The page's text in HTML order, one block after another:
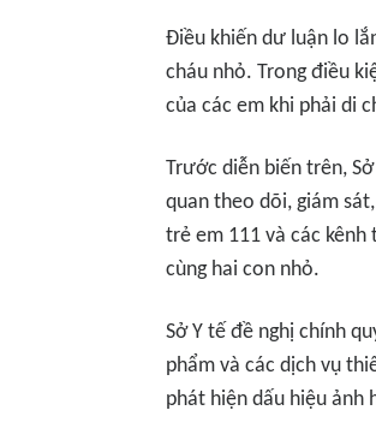
Điều khiến dư luận lo
cháu nhỏ. Trong điều
của các em khi phải di
Trước diễn biến trên,
quan theo dõi, giám
trẻ em 111 và các
cùng hai con nhỏ.
Sở Y tế đề nghị chính
phẩm và các dịch vụ
phát hiện dấu hiệu ảnh